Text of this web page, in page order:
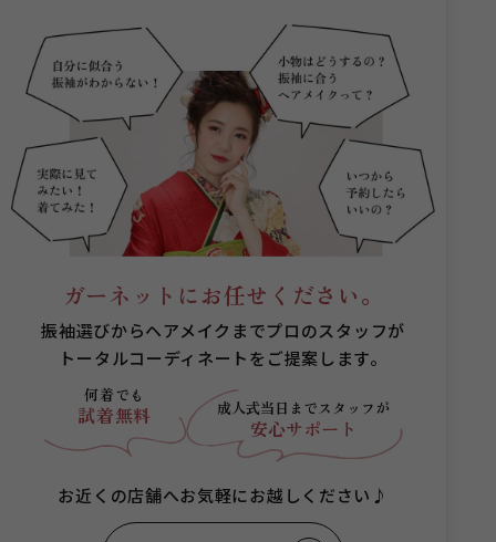
ガーネットにお任せください。
振袖選びからヘアメイクまでプロのスタッフが
トータルコーディネートをご提案します。
何着でも
試着無料 成人式当日まで スタッフが
安心サポート
お近くの店舗へお気軽にお越しください♪